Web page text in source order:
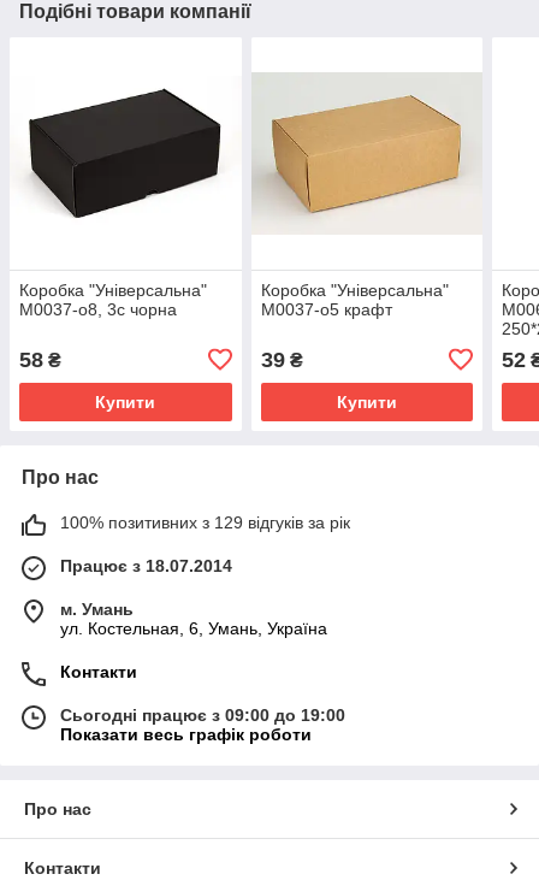
Подібні товари компанії
Коробка "Універсальна"
М0037-о8, 3с чорна
58 ₴
Купити
Коробка "Універсальна"
М0037-о5 крафт
39₴
Купити
52
Про нас
100% позитивних з 129 відгуків за рік
Працює з 18.07.2014
м. Умань
ул. Костельная, 6, Умань, Україна
Контакти
Сьогодні працює з 09:00 до 19:00
Показати весь графік роботи
Про нас
Контакти